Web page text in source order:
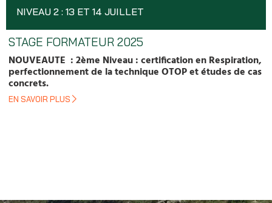
NIVEAU 2 : 13 ET 14 JUILLET
STAGE FORMATEUR 2025
NOUVEAUTE : 2ème Niveau : certification en Respiration,
perfectionnement de la technique OTOP et études de cas
concrets.
EN SAVOIR PLUS